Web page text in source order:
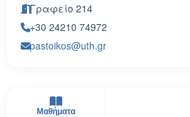
Γραφείο 214
+30 24210 74972
pastoikos@uth.gr
Μαθήματα